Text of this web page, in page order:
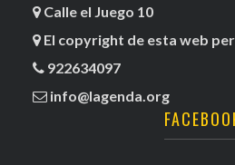
Calle el Juego 10
El copyright de esta web
922634097
info@lagenda.org